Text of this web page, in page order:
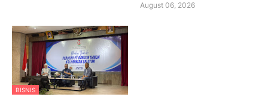
August 06, 2026
BISNIS